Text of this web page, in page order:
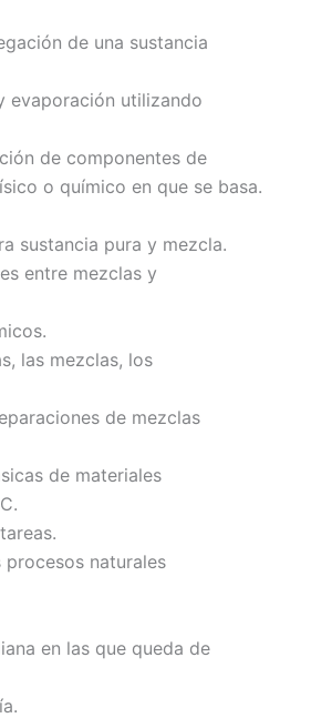
de una sustancia
evaporación utilizando
de componentes de
o químico en que se basa.
sustancia pura y mezcla.
entre mezclas y
las mezclas, los
de mezclas
de materiales
naturales
en las que queda de